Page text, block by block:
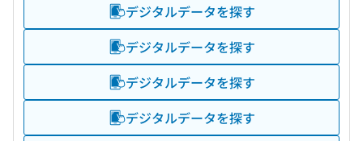
デジタルデータを探す
デジタルデータを探す
デジタルデータを探す
デジタルデータを探す